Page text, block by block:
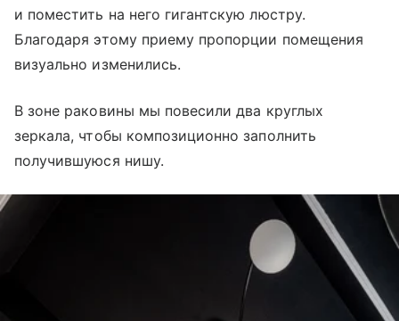
и поместить на него гигантскую люстру.
Благодаря этому приему пропорции помещения
визуально изменились.
В зоне раковины мы повесили два круглых
зеркала, чтобы композиционно заполнить
получившуюся нишу.